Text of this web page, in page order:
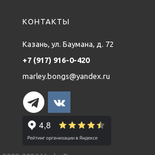
КОНТАКТЫ
Казань, ул. Баумана, д. 72
+7 (917) 916-0-420
marley.bongs@yandex.ru